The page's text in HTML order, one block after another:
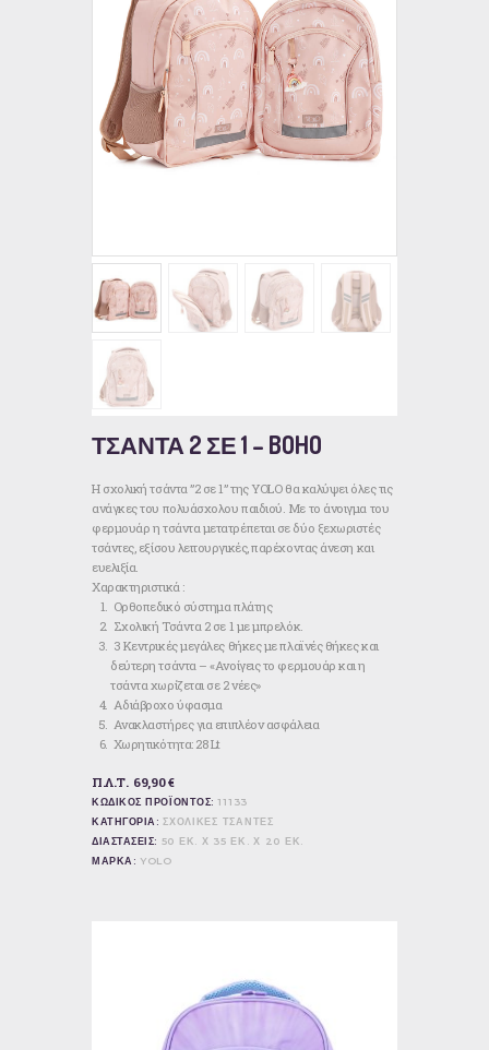
ΤΣΑΝΤΑ 2 ΣΕ 1 – BOHO
Η σχολική τσάντα ”2 σε 1” της YOLO θα καλύψει όλες τις
ανάγκες του πολυάσχολου παιδιού. Με το άνοιγμα του
φερμουάρ η τσάντα μετατρέπεται σε δύο ξεχωριστές
τσάντες, εξίσου λειτουργικές, παρέχοντας άνεση και
ευελιξία.
Χαρακτηριστικά :
Ορθοπεδικό σύστημα πλάτης
Σχολική Τσάντα 2 σε 1 με μπρελόκ.
3 Κεντρικές μεγάλες θήκες με πλαϊνές θήκες και
δεύτερη τσάντα – «Ανοίγεις το φερμουάρ και η
τσάντα χωρίζεται σε 2 νέες»
Αδιάβροχο ύφασμα
Ανακλαστήρες για επιπλέον ασφάλεια
Χωρητικότητα: 28 Lt
Π.Λ.Τ. 69,90 €
ΚΩΔΙΚΟΣ ΠΡΟΪΟΝΤΟΣ:11133
ΚΑΤΗΓΟΡΙΑ:ΣΧΟΛΙΚΕΣ ΤΣΑΝΤΕΣ
ΔΙΑΣΤΑΣΕΙΣ: 50 ΕΚ. Χ 35 ΕΚ. Χ 20 ΕΚ.
ΜΑΡΚΑ: YOLO